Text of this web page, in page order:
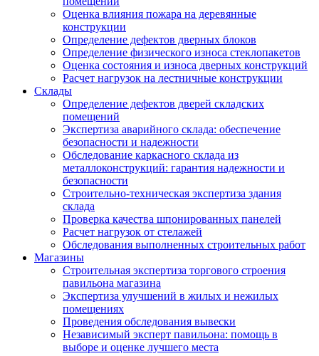
Оценка влияния пожара на деревянные
конструкции
Определение дефектов дверных блоков
Определение физического износа стеклопакетов
Оценка состояния и износа дверных конструкций
Расчет нагрузок на лестничные конструкции
Склады
Определение дефектов дверей складских
помещений
Экспертиза аварийного склада: обеспечение
безопасности и надежности
Обследование каркасного склада из
металлоконструкций: гарантия надежности и
безопасности
Строительно-техническая экспертиза здания
склада
Проверка качества шпонированных панелей
Расчет нагрузок от стелажей
Обследования выполненных строительных работ
Магазины
Строительная экспертиза торгового строения
павильона магазина
Экспертиза улучшений в жилых и нежилых
помещениях
Проведения обследования вывески
Независимый эксперт павильона: помощь в
выборе и оценке лучшего места